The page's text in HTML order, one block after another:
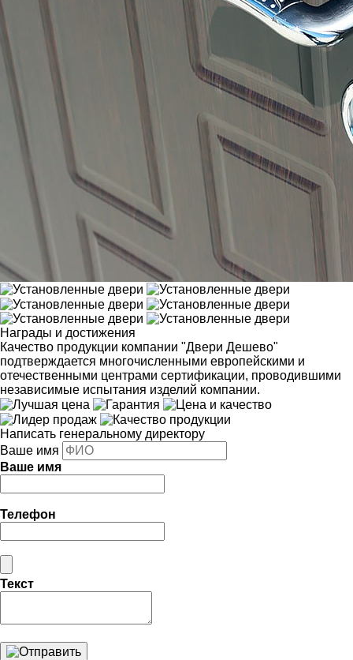
Награды и достижения
Качество продукции компании "Двери Дешево"
подтверждается многочисленными европейскими и
отечественными центрами сертификации, проводившими
независимые испытания изделий компании.
Написать генеральному директору
Ваше имя
Ваше имя
Телефон
Текст